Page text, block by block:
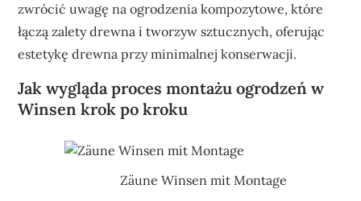
zwrócić uwagę na ogrodzenia kompozytowe, które
łączą zalety drewna i tworzyw sztucznych, oferując
estetykę drewna przy minimalnej konserwacji.
Jak wygląda proces montażu ogrodzeń w
Winsen krok po kroku
Zäune Winsen mit Montage